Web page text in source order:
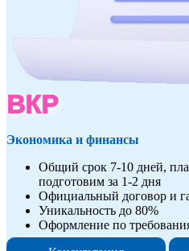
ВКР
Экономика и финансы
Общий срок 7-10 дней,
подготовим за 1-2 дня
Официальный договор и
Уникальность до 80%
Оформление по